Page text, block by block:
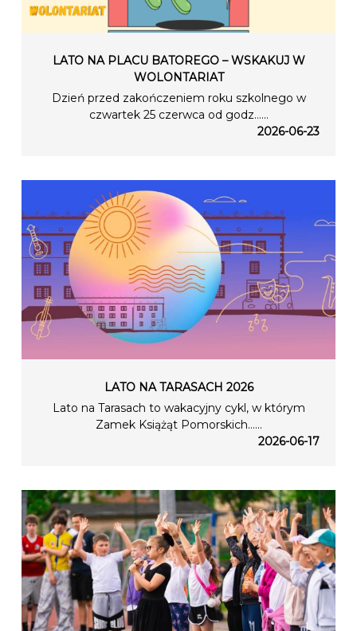
LATO NA PLACU BATOREGO – WSKAKUJ W
WOLONTARIAT
Dzień przed zakończeniem roku szkolnego w
czwartek 25 czerwca od godz…...
2026-06-23
LATO NA TARASACH 2026
Lato na Tarasach to wakacyjny cykl, w którym
Zamek Książąt Pomorskich…...
2026-06-17